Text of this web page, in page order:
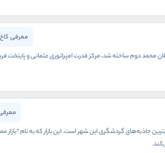
معرفی
محمد دوم ساخته شد، مرکز قدرت امپراتوری عثمانی و پایتخت
جاذبه‌های گردشگری این شهر است. این بازار که به نام